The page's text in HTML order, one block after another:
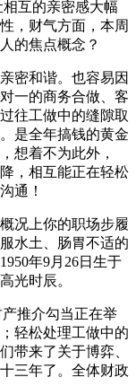
互的亲密感大幅
，财气方面，本周
的焦点概念？
密和谐。也容易因
一的商务合做、客
往工做中的缝隙取
是全年搞钱的黄金
想着不为此外，
，相互能正在轻松
通！
况上你的职场步履
水土、肠胃不适的
年9月26日生于
光时辰。
推介勾当正在举
轻松处理工做中的
带来了关于博弈、
三年了。全体财政